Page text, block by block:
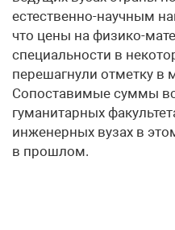
естественно-научным
что цены на физико-
специальности в
перешагнули отметку в
Сопоставимые суммы
гуманитарных
инженерных вузах в
в прошлом.